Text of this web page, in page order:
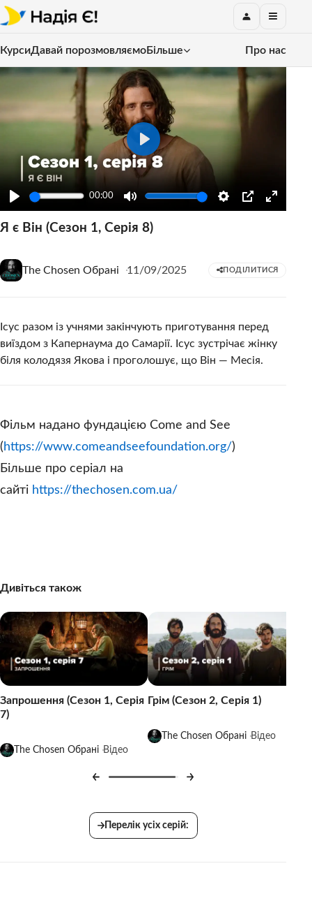
КурсиДавай порозмовляємоБільше Про нас
Play
00:00
Mute Settings
PIP
Enter
Play
Я є Він (Сезон 1, Серія 8)
The Chosen Обрані 11/09/2025 ПОДІЛИТИСЯ
Ісус разом із учнями закінчують приготування перед
виїздом з Капернаума до Самарії. Ісус зустрічає жінку
біля колодязя Якова і проголошує, що Він — Месія.
Фільм надано фундацією Come and See
( https://www.comeandseefoundation.org/)
Більше про серіал на
сайті https://thechosen.com.ua/
Дивіться також
Запрошення (Сезон 1, Серія
7)
The Chosen Обрані Відео
Грім (Сезон 2, Серія 1)
The Chosen Обрані Відео
Перелік усіх серій: